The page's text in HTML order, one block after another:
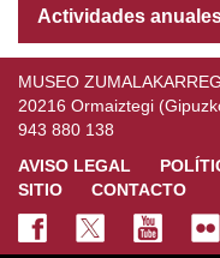
Actividades
MUSEO
20216 Ormaiztegi
943 880 138
AVISO LEGAL
SITIO
CONTACTO